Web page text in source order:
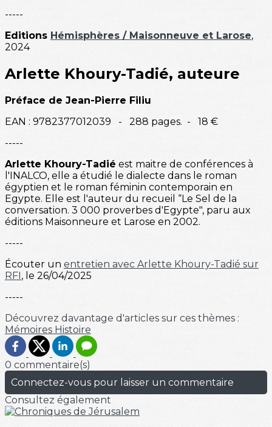
-----
Editions Hémisphères / Maisonneuve et Larose,
2024
Arlette Khoury-Tadié, auteure
Préface de Jean-Pierre Filiu
EAN : 9782377012039 - 288 pages. - 18 €
-----
Arlette Khoury-Tadié est maitre de conférences à
l'INALCO, elle a étudié le dialecte dans le roman
égyptien et le roman féminin contemporain en
Egypte. Elle est l'auteur du recueil “Le Sel de la
conversation. 3 000 proverbes d'Egypte", paru aux
éditions Maisonneure et Larose en 2002.
-----
Écouter un entretien avec Arlette Khoury-Tadié sur
RFI , le 26/04/2025
-----
Découvrez davantage d'articles sur ces thèmes :
Mémoires Histoire
0 commentaire(s)
Connectez-vous pour laisser un commentaire
Consultez également